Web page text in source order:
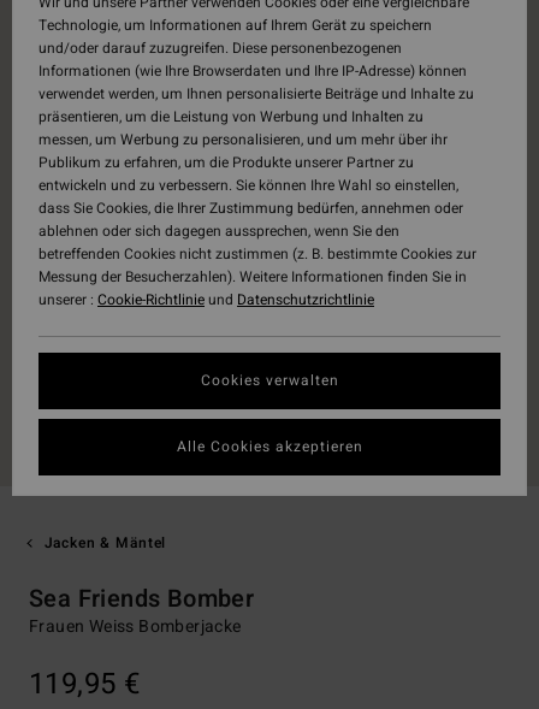
Jacken & Mäntel
Sea Friends Bomber
Frauen Weiss Bomberjacke
119,95 €
Technologie, um Informationen auf Ihrem Gerät zu speichern
und/oder darauf zuzugreifen. Diese personenbezogenen
Informationen (wie Ihre Browserdaten und Ihre IP-Adresse) können
verwendet werden, um Ihnen personalisierte Beiträge und Inhalte zu
präsentieren, um die Leistung von Werbung und Inhalten zu
messen, um Werbung zu personalisieren, und um mehr über ihr
Publikum zu erfahren, um die Produkte unserer Partner zu
entwickeln und zu verbessern. Sie können Ihre Wahl so einstellen,
dass Sie Cookies, die Ihrer Zustimmung bedürfen, annehmen oder
ablehnen oder sich dagegen aussprechen, wenn Sie den
betreffenden Cookies nicht zustimmen (z. B. bestimmte Cookies zur
Messung der Besucherzahlen). Weitere Informationen finden Sie in
unserer : Cookie-Richtlinieund Datenschutzrichtlinie
Cookies verwalten
Alle Cookies akzeptieren